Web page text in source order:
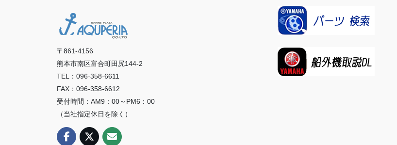
〒861-4156
熊本市南区富合町田尻144-2
TEL：096-358-6611
FAX：096-358-6612
受付時間：AM9：00～PM6：00
（当社指定休日を除く）